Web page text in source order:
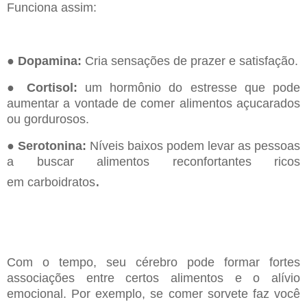
Funciona assim:
● Dopamina: Cria sensações de prazer e satisfação.
●
Cortisol: um hormônio do estresse que pode
aumentar a vontade de comer alimentos açucarados
ou gordurosos.
● Serotonina: Níveis baixos podem levar as pessoas
a buscar alimentos reconfortantes ricos
em carboidratos.
Com o tempo, seu cérebro pode formar fortes
associações entre certos alimentos e o alívio
emocional. Por exemplo, se comer sorvete faz você